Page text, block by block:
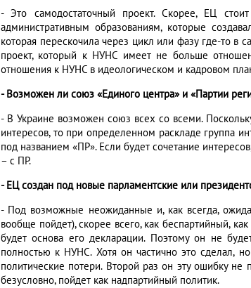
- Это самодостаточный проект. Скорее, ЕЦ
административным образованиям, которые
которая перескочила через цикл или фазу где-то в
проект, который к НУНС имеет не больше
отношения к НУНС в идеологическом и кадровом
- Возможен ли союз «Единого центра» и «Партии
- В Украине возможен союз всех со всеми.
интересов, то при определенном раскладе группа
под названием «ПР». Если будет сочетание
– с ПР.
- ЕЦ создан под новые парламентские или
- Под возможные неожиданные и, как всегда,
вообще пойдет), скорее всего, как беспартийный,
будет основа его декларации. Поэтому он не
полностью к НУНС. Хотя он частично это сделал,
политические потери. Второй раз он эту ошибку
безусловно, пойдет как надпартийный политик.